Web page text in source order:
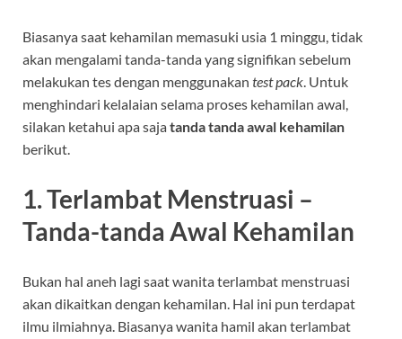
Biasanya saat kehamilan memasuki usia 1 minggu, tidak
akan mengalami tanda-tanda yang signifikan sebelum
melakukan tes dengan menggunakan test pack. Untuk
menghindari kelalaian selama proses kehamilan awal,
silakan ketahui apa sajatanda tanda awal kehamilan
berikut.
1. Terlambat Menstruasi –
Tanda-tanda Awal Kehamilan
Bukan hal aneh lagi saat wanita terlambat menstruasi
akan dikaitkan dengan kehamilan. Hal ini pun terdapat
ilmu ilmiahnya. Biasanya wanita hamil akan terlambat